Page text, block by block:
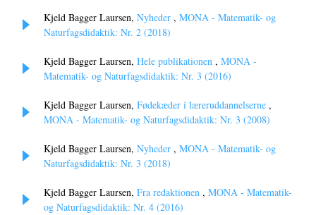
Kjeld Bagger Laursen, Nyheder , MONA - Matematik- og
Naturfagsdidaktik: Nr. 2 (2018)
Kjeld Bagger Laursen, Hele publikationen , MONA -
Matematik- og Naturfagsdidaktik: Nr. 3 (2016)
Kjeld Bagger Laursen, Fødekæder i læreruddannelserne ,
MONA - Matematik- og Naturfagsdidaktik: Nr. 3 (2008)
Kjeld Bagger Laursen, Nyheder , MONA - Matematik- og
Naturfagsdidaktik: Nr. 3 (2018)
Kjeld Bagger Laursen, Fra redaktionen , MONA - Matematik-
og Naturfagsdidaktik: Nr. 4 (2016)